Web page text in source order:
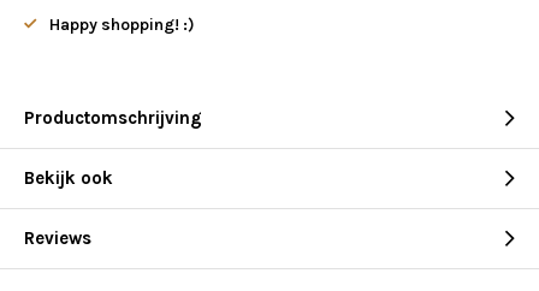
Happy shopping! :)
Productomschrijving
Bekijk ook
Reviews